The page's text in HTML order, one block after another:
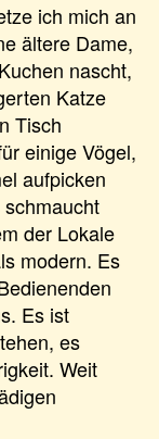
ich mich an
ältere Dame,
nascht,
Katze
Tisch
einige Vögel,
aufpicken
der Lokale
modern. Es
Es ist
es
Weit